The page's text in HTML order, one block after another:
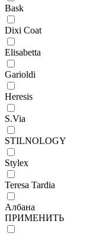
Bask
Dixi Coat
Elisabetta
Garioldi
Heresis
S.Via
STILNOLOGY
Stylex
Teresa Tardia
Албана
ПРИМЕНИТЬ